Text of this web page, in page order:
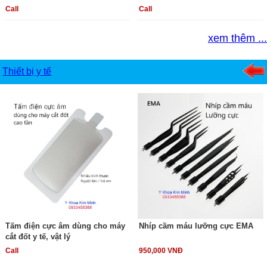
Call Call
xem thêm ...
Thiết bị y tế
Tấm điện cực âm dùng cho máy
cắt đốt y tế, vật lý
Call
Nhíp cầm máu lưỡng cực EMA
950,000 VNĐ